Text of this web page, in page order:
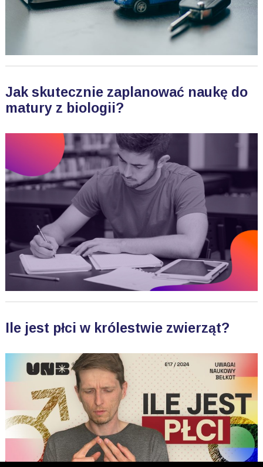
Jak skutecznie zaplanować naukę do
matury z biologii?
Ile jest płci w królestwie zwierząt?